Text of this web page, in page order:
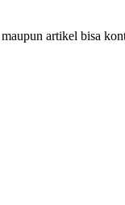
artikel bisa